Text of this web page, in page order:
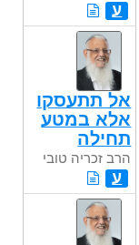
ע
אל תתעסקו
אלא במטע
תחילה
הרב זכריה טובי
ע